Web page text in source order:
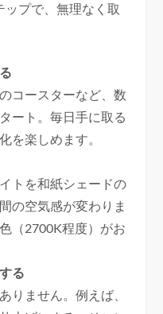
プで、無理なく取
コースターなど、数
ート。毎日手に取る
を楽しめます。
トを和紙シェードの
の空気感が変わりま
（2700K程度）がお
る
りません。例えば、